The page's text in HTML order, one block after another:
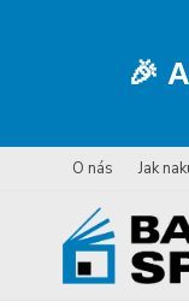
🎉
O nás Jak